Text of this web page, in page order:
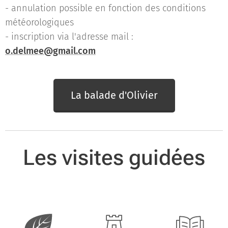
- annulation possible en fonction des conditions
météorologiques
- inscription via l'adresse mail :
o.delmee@gmail.com
La balade d'Olivier
Les visites guidées